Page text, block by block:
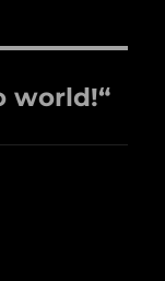
world!“